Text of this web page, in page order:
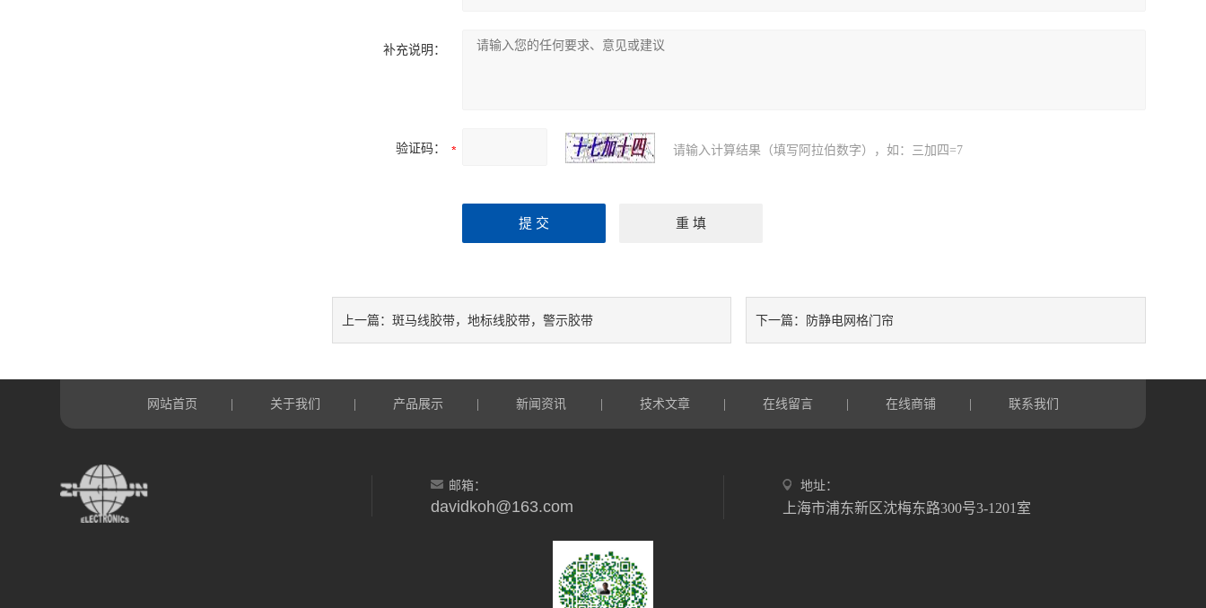
补充说明：
验证码： 请输入计算结果（填写阿拉伯数字），如：三加四=7
上一篇： 斑马线胶带，地标线胶带，警示胶带 下一篇： 防静电网格门帘
网站首页 关于我们 产品展示 新闻资讯 技术文章 在线留言 在线商铺 联系我们
邮箱：
davidkoh@163.com
地址：
上海市浦东新区沈梅东路300号3-1201室